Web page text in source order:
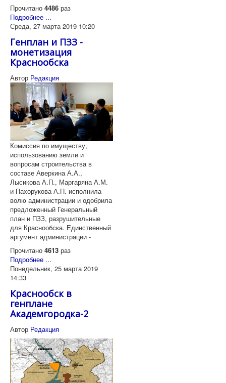
Прочитано 4486 раз
Подробнее ...
Среда, 27 марта 2019 10:20
Генплан и ПЗЗ -
монетизация
Краснообска
Автор Редакция
Комиссия по имуществу,
использованию земли и
вопросам строительства в
составе Аверкина А.А.,
Лысикова А.П., Маргаряна А.М.
и Пахорукова А.П. исполнила
волю администрации и одобрила
предложенный Генеральный
план и ПЗЗ, разрушительные
для Краснообска. Единственный
аргумент администрации -
Прочитано 4613 раз
Подробнее ...
Понедельник, 25 марта 2019
14:33
Краснообск в
генплане
Академгородка-2
Автор Редакция